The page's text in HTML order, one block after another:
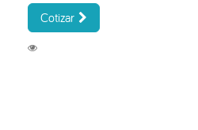
Cotizar